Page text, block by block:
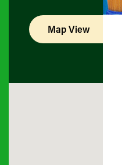
Map View